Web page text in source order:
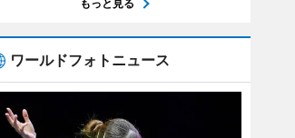
もっと見る
ワールドフォトニュース